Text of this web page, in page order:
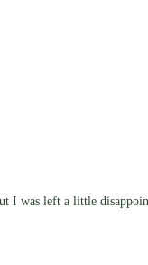
I was left a little